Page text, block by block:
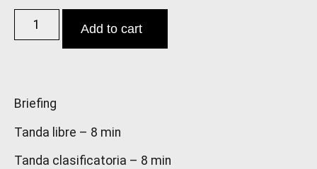
Add to cart
Briefing
Tanda libre – 8 min
Tanda clasificatoria – 8 min